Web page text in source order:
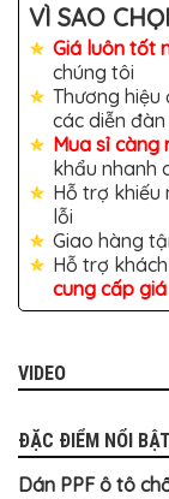
ĐỒ
CHƠI
XE
HƠI
MỚI
NHẤT
ĐỒ
CHƠI
XE
HƠI
CAO
CẤP
ĐỒ
CHƠI
DÁN
Ô
TÔ
ISUZU
VÌ SAO
Giá luôn tốt
chúng tôi
Thương
các diễn
Mua sỉ càng
khẩu nhanh
Hỗ trợ khiếu
lỗi
Giao hàng
Hỗ trợ
cung cấp
VIDEO
ĐẶC ĐIỂM NỔI BẬT
Dán PPF ô tô